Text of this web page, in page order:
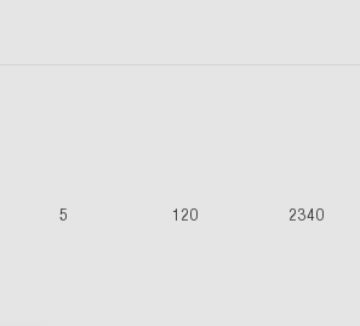
5 120 2340